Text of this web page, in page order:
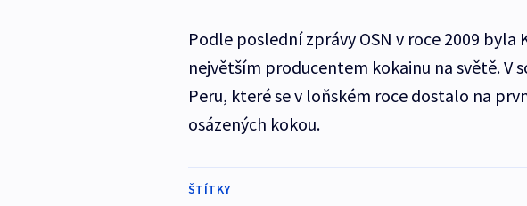
Podle poslední zprávy OSN v roce 2009 byla
největším producentem kokainu na světě. V
Peru, které se v loňském roce dostalo na
osázených kokou.
ŠTÍTKY